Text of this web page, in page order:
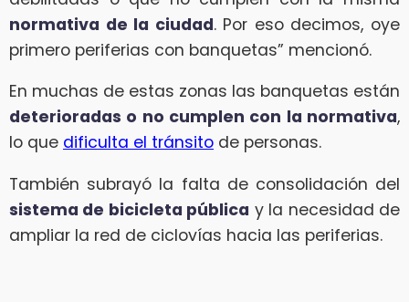
normativa de la ciudad. Por eso decimos, oye
primero periferias con banquetas” mencionó.
En muchas de estas zonas las banquetas están
deterioradas o no cumplen con la normativa,
lo que dificulta el tránsito de personas.
También subrayó la falta de consolidación del
sistema de bicicleta pública y la necesidad de
ampliar la red de ciclovías hacia las periferias.